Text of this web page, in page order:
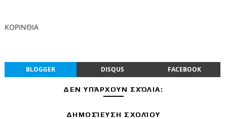
ΚΟΡΙΝΘΙΑ
BLOGGER DISQUS FACEBOOK
ΔΕΝ ΥΠΆΡΧΟΥΝ ΣΧΌΛΙΑ:
ΔΗΜΟΣΊΕΥΣΗ ΣΧΟΛΊΟΥ